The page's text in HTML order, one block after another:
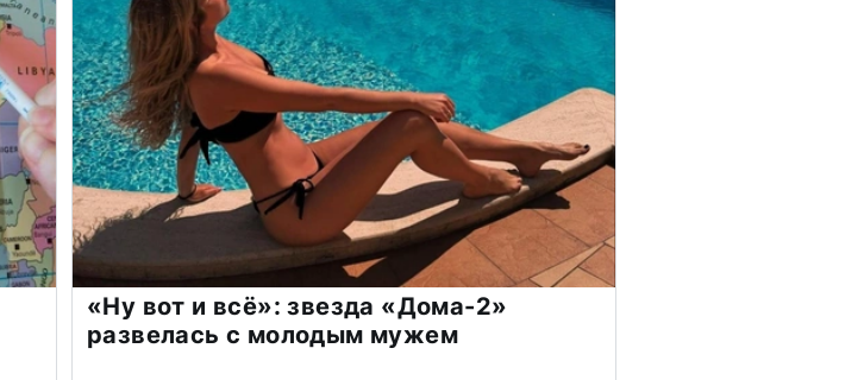
«Ну вот и всё»: звезда «Дома-2»
развелась с молодым мужем